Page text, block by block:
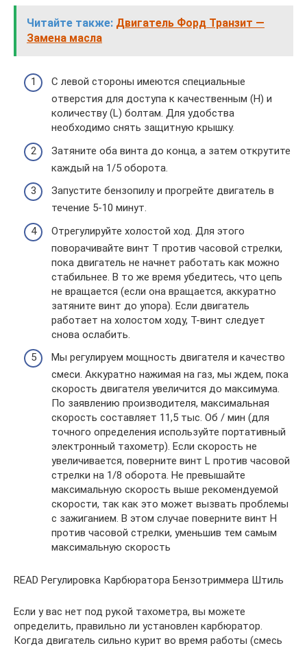
Читайте также: Двигатель Форд Транзит —
Замена масла
С левой стороны имеются специальные
отверстия для доступа к качественным (H) и
количеству (L) болтам. Для удобства
необходимо снять защитную крышку.
Затяните оба винта до конца, а затем открутите
каждый на 1/5 оборота.
Запустите бензопилу и прогрейте двигатель в
течение 5-10 минут.
Отрегулируйте холостой ход. Для этого
поворачивайте винт T против часовой стрелки,
пока двигатель не начнет работать как можно
стабильнее. В то же время убедитесь, что цепь
не вращается (если она вращается, аккуратно
затяните винт до упора). Если двигатель
работает на холостом ходу, Т-винт следует
снова ослабить.
Мы регулируем мощность двигателя и качество
смеси. Аккуратно нажимая на газ, мы ждем, пока
скорость двигателя увеличится до максимума.
По заявлению производителя, максимальная
скорость составляет 11,5 тыс. Об / мин (для
точного определения используйте портативный
электронный тахометр). Если скорость не
увеличивается, поверните винт L против часовой
стрелки на 1/8 оборота. Не превышайте
максимальную скорость выше рекомендуемой
скорости, так как это может вызвать проблемы
с зажиганием. В этом случае поверните винт H
против часовой стрелки, уменьшив тем самым
максимальную скорость
READ Регулировка Карбюратора Бензотриммера Штиль
Если у вас нет под рукой тахометра, вы можете
определить, правильно ли установлен карбюратор.
Когда двигатель сильно курит во время работы (смесь